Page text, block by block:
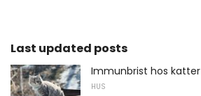
Last updated posts
Immunbrist hos katter
HUS